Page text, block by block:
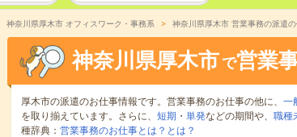
神奈川県厚木市 オフィスワーク・事務系 神奈川県厚木市 営業事務の派遣
神奈川県厚木市 で営業
厚木市の派遣のお仕事情報です。営業事務のお仕事の他に、 一
を取り揃えています。さらに、 短期 ・ 単発などの期間や、 職種
種辞典： 営業事務のお仕事とは？とは？